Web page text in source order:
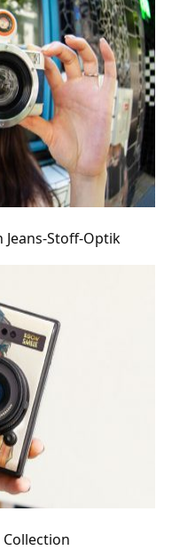
Stoff-Optik
Collection